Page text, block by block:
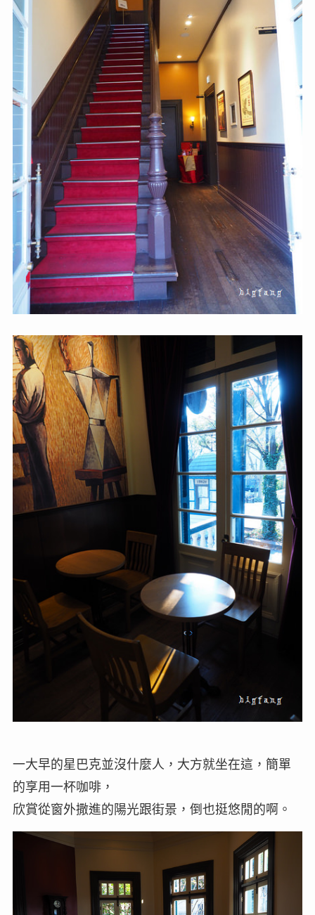
一大早的星巴克並沒什麼人，大方就坐在這，簡單
的享用一杯咖啡，
欣賞從窗外撒進的陽光跟街景，倒也挺悠閒的啊。